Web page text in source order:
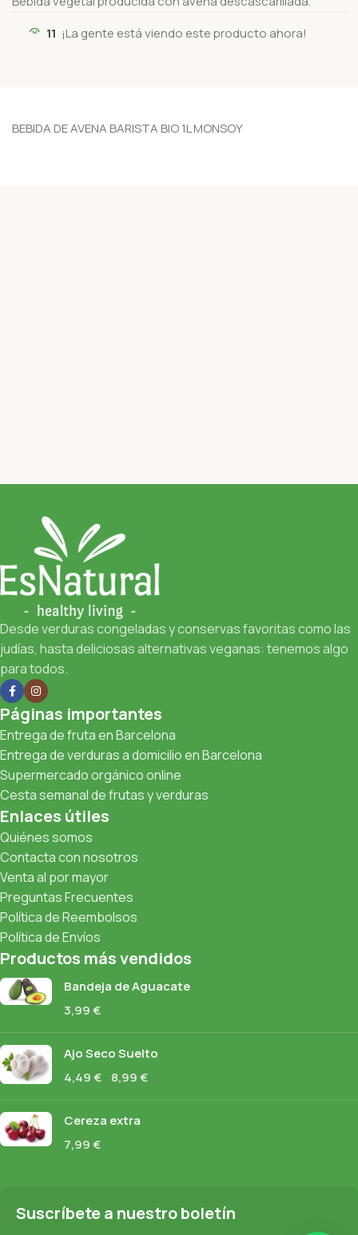
11 ¡La gente está viendo este producto ahora!
BEBIDA DE AVENA BARISTA BIO 1L MONSOY
Desde verduras congeladas y conservas favoritas como las
judías, hasta deliciosas alternativas veganas: tenemos algo
para todos.
Páginas importantes
Entrega de fruta en Barcelona
Entrega de verduras a domicilio en Barcelona
Supermercado orgánico online
Cesta semanal de frutas y verduras
Enlaces útiles
Quiénes somos
Contacta con nosotros
Venta al por mayor
Preguntas Frecuentes
Política de Reembolsos
Política de Envíos
Productos más vendidos
Bandeja de Aguacate
3,99€
Ajo Seco Suelto
4,49€ 8,99€
Cereza extra
7,99€
Suscríbete a nuestro boletín